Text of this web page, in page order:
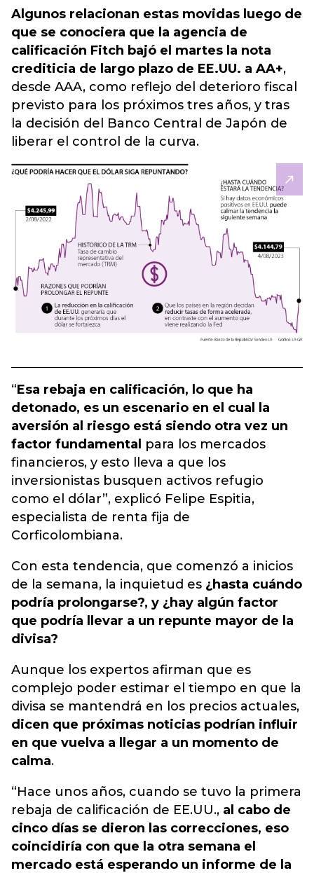
Algunos relacionan estas movidas luego de
que se conociera que la agencia de
calificación Fitch bajó el martes la nota
crediticia de largo plazo de EE.UU. a AA+,
desde AAA, como reflejo del deterioro fiscal
previsto para los próximos tres años, y tras
la decisión del Banco Central de Japón de
liberar el control de la curva.
“Esa rebaja en calificación, lo que ha
detonado, es un escenario en el cual la
aversión al riesgo está siendo otra vez un
factor fundamental para los mercados
financieros, y esto lleva a que los
inversionistas busquen activos refugio
como el dólar”, explicó Felipe Espitia,
especialista de renta fija de
Corficolombiana.
Con esta tendencia, que comenzó a inicios
de la semana, la inquietud es ¿hasta cuándo
podría prolongarse?, y ¿hay algún factor
que podría llevar a un repunte mayor de la
divisa?
Aunque los expertos afirman que es
complejo poder estimar el tiempo en que la
divisa se mantendrá en los precios actuales,
dicen que próximas noticias podrían influir
en que vuelva a llegar a un momento de
calma.
“Hace unos años, cuando se tuvo la primera
rebaja de calificación de EE.UU., al cabo de
cinco días se dieron las correcciones, eso
coincidiría con que la otra semana el
mercado está esperando un informe de la